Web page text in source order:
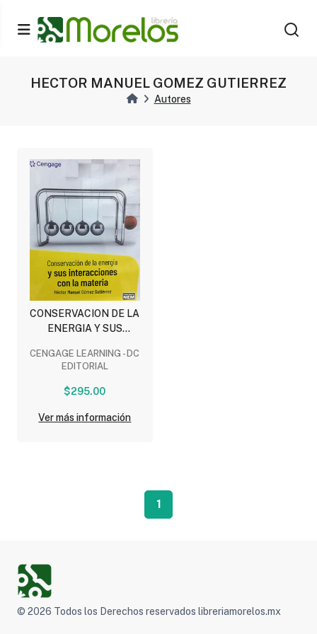
HECTOR MANUEL GOMEZ GUTIERREZ
Autores
CONSERVACION DE LA
ENERGIA Y SUS
MATERIA (NEM)
CENGAGE LEARNING - DC
EDITORIAL
$295.00
Ver más información
1
© 2026 Todos los Derechos reservados libreriamorelos.mx